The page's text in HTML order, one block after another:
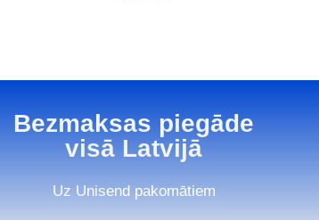
Bezmaksas piegāde
visā Latvijā
Uz Unisend pakomātiem